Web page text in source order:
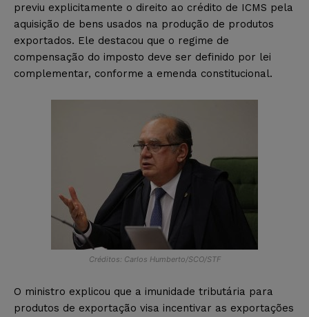
previu explicitamente o direito ao crédito de ICMS pela
aquisição de bens usados na produção de produtos
exportados. Ele destacou que o regime de
compensação do imposto deve ser definido por lei
complementar, conforme a emenda constitucional.
Créditos: Carlos Humberto/SCO/STF
O ministro explicou que a imunidade tributária para
produtos de exportação visa incentivar as exportações